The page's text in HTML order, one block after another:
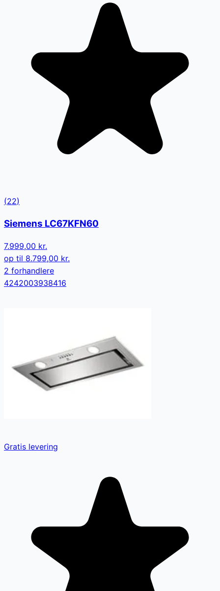
(22)
Siemens LC67KFN60
7.999,00 kr.
op til 8.799,00 kr.
2 forhandlere
4242003938416
Gratis levering